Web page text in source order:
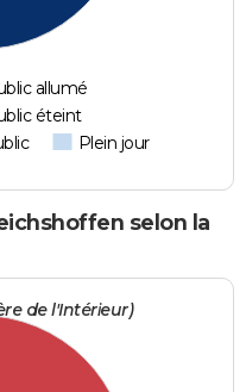
allumé
éteint
Plein jour
selon la
de l'Intérieur)